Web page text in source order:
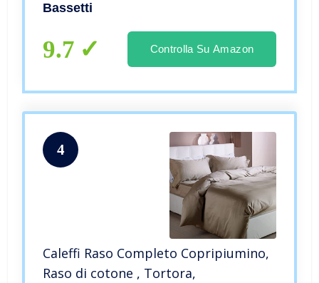
Bassetti
9.7 Controlla Su Amazon
4
Caleffi Raso Completo Copripiumino,
Raso di cotone , Tortora,